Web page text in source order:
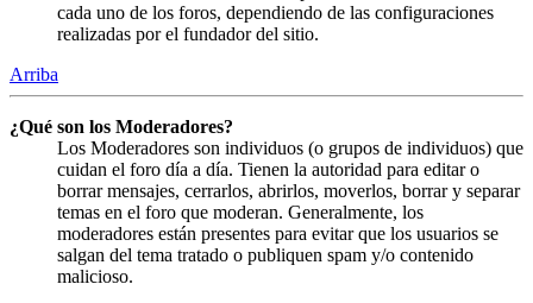
cada uno de los foros, dependiendo de las configuraciones
realizadas por el fundador del sitio.
Arriba
¿Qué son los Moderadores?
Los Moderadores son individuos (o grupos de individuos) que
cuidan el foro día a día. Tienen la autoridad para editar o
borrar mensajes, cerrarlos, abrirlos, moverlos, borrar y separar
temas en el foro que moderan. Generalmente, los
moderadores están presentes para evitar que los usuarios se
salgan del tema tratado o publiquen spam y/o contenido
malicioso.